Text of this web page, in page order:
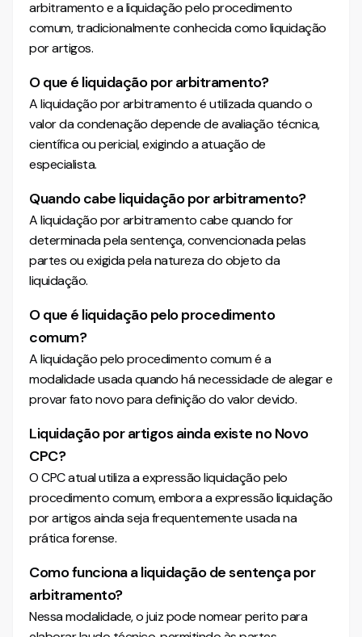
arbitramento e a liquidação pelo procedimento
comum, tradicionalmente conhecida como liquidação
por artigos.
O que é liquidação por arbitramento?
A liquidação por arbitramento é utilizada quando o
valor da condenação depende de avaliação técnica,
científica ou pericial, exigindo a atuação de
especialista.
Quando cabe liquidação por arbitramento?
A liquidação por arbitramento cabe quando for
determinada pela sentença, convencionada pelas
partes ou exigida pela natureza do objeto da
liquidação.
O que é liquidação pelo procedimento
comum?
A liquidação pelo procedimento comum é a
modalidade usada quando há necessidade de alegar e
provar fato novo para definição do valor devido.
Liquidação por artigos ainda existe no Novo
CPC?
O CPC atual utiliza a expressão liquidação pelo
procedimento comum, embora a expressão liquidação
por artigos ainda seja frequentemente usada na
prática forense.
Como funciona a liquidação de sentença por
arbitramento?
Nessa modalidade, o juiz pode nomear perito para